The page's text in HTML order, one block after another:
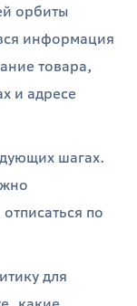
орбиты
информация
товара,
и адресе
шагах.
по
для